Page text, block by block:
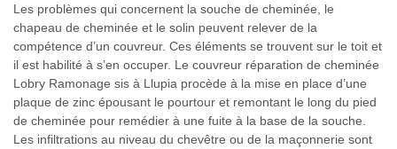
Les problèmes qui concernent la souche de cheminée, le
chapeau de cheminée et le solin peuvent relever de la
compétence d’un couvreur. Ces éléments se trouvent sur le toit et
il est habilité à s’en occuper. Le couvreur réparation de cheminée
Lobry Ramonage sis à Llupia procède à la mise en place d’une
plaque de zinc épousant le pourtour et remontant le long du pied
de cheminée pour remédier à une fuite à la base de la souche.
Les infiltrations au niveau du chevêtre ou de la maçonnerie sont